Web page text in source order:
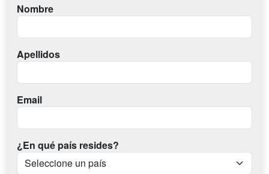
Nombre
Apellidos
Email
¿En qué país resides?